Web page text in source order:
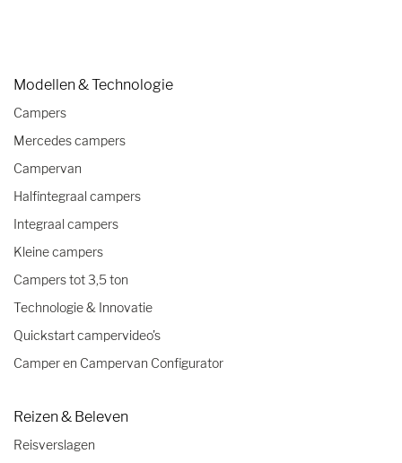
Modellen & Technologie
Campers
Mercedes campers
Campervan
Halfintegraal campers
Integraal campers
Kleine campers
Campers tot 3,5 ton
Technologie & Innovatie
Quickstart campervideo's
Camper en Campervan Configurator
Reizen & Beleven
Reisverslagen